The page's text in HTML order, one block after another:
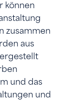
können
zusammen
aus
und das
und